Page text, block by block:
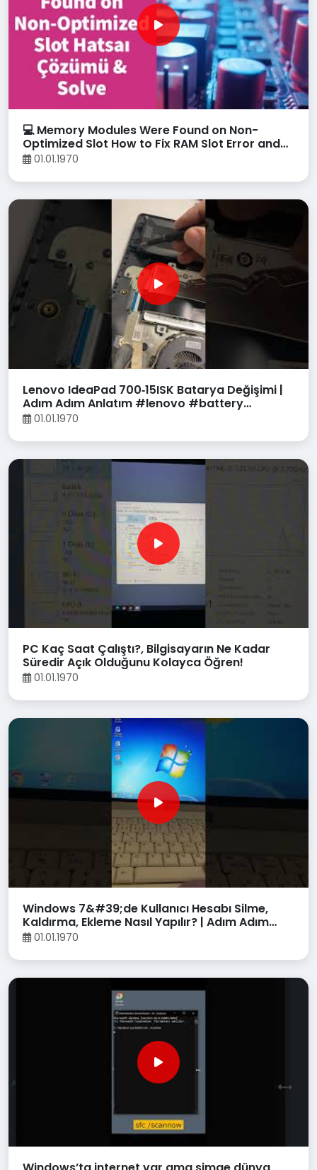
💻 Memory Modules Were Found on Non-
Optimized Slot How to Fix RAM Slot Error and
Enable Dual Channel
01.01.1970
Lenovo IdeaPad 700‑15ISK Batarya Değişimi |
Adım Adım Anlatım #lenovo #battery
#dissambly
01.01.1970
PC Kaç Saat Çalıştı?, Bilgisayarın Ne Kadar
Süredir Açık Olduğunu Kolayca Öğren!
01.01.1970
Windows 7&#39;de Kullanıcı Hesabı Silme,
Kaldırma, Ekleme Nasıl Yapılır? | Adım Adım
Kolay Anlatım!
01.01.1970